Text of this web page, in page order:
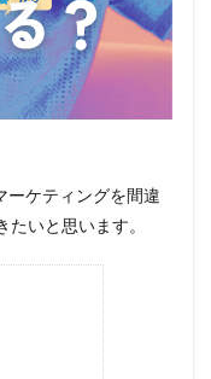
ーケティングを間違
いと思います。